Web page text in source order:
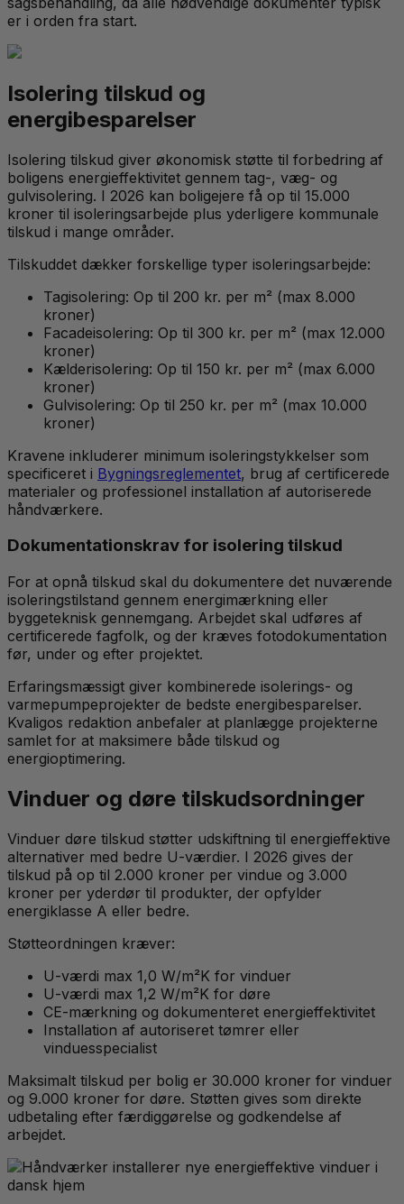
er i orden fra start.
Isolering tilskud og
energibesparelser
Isolering tilskud giver økonomisk støtte til forbedring af
boligens energieffektivitet gennem tag-, væg- og
gulvisolering. I 2026 kan boligejere få op til 15.000
kroner til isoleringsarbejde plus yderligere kommunale
tilskud i mange områder.
Tilskuddet dækker forskellige typer isoleringsarbejde:
Tagisolering: Op til 200 kr. per m² (max 8.000
kroner)
Facadeisolering: Op til 300 kr. per m² (max 12.000
kroner)
Kælderisolering: Op til 150 kr. per m² (max 6.000
kroner)
Gulvisolering: Op til 250 kr. per m² (max 10.000
kroner)
Kravene inkluderer minimum isoleringstykkelser som
specificeret i Bygningsreglementet, brug af certificerede
materialer og professionel installation af autoriserede
håndværkere.
Dokumentationskrav for isolering tilskud
For at opnå tilskud skal du dokumentere det nuværende
isoleringstilstand gennem energimærkning eller
byggeteknisk gennemgang. Arbejdet skal udføres af
certificerede fagfolk, og der kræves fotodokumentation
før, under og efter projektet.
Erfaringsmæssigt giver kombinerede isolerings- og
varmepumpeprojekter de bedste energibesparelser.
Kvaligos redaktion anbefaler at planlægge projekterne
samlet for at maksimere både tilskud og
energioptimering.
Vinduer og døre tilskudsordninger
Vinduer døre tilskud støtter udskiftning til energieffektive
alternativer med bedre U-værdier. I 2026 gives der
tilskud på op til 2.000 kroner per vindue og 3.000
kroner per yderdør til produkter, der opfylder
energiklasse A eller bedre.
Støtteordningen kræver:
U-værdi max 1,0 W/m²K for vinduer
U-værdi max 1,2 W/m²K for døre
CE-mærkning og dokumenteret energieffektivitet
Installation af autoriseret tømrer eller
vinduesspecialist
Maksimalt tilskud per bolig er 30.000 kroner for vinduer
og 9.000 kroner for døre. Støtten gives som direkte
udbetaling efter færdiggørelse og godkendelse af
arbejdet.